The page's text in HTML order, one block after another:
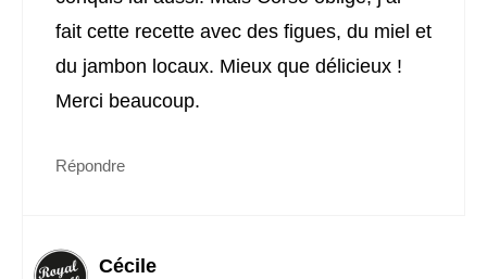
fait cette recette avec des figues, du miel et
du jambon locaux. Mieux que délicieux !
Merci beaucoup.
Répondre
Cécile